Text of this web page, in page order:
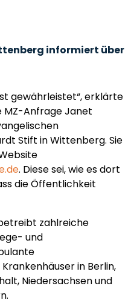
informiert über
gewährleistet“, erklärte
MZ-Anfrage Janet
Stift in Wittenberg. Sie
. Diese sei, wie es dort
die Öffentlichkeit
zahlreiche
und
in Berlin,
Niedersachsen und